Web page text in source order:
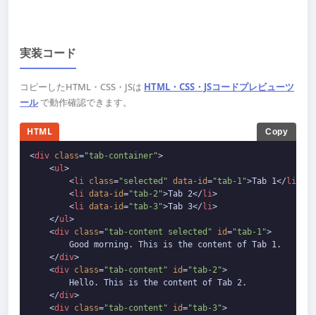
実装コード
コピーしたHTML・CSS・JSは HTML・CSS・JSコードプレビューツ
ールで動作確認できます。
HTML Copy
<div class="tab-container">
<ul>
<li class="selected" data-id="tab-1">Tab 1</ li
<li data-id="tab-2">Tab 2</ li>
<li data-id="tab-3">Tab 3</ li>
</ul>
<div class="tab-content selected" id="tab-1">
        Good morning. This is the content of Tab 1.
</div>
<div class="tab-content" id="tab-2">
        Hello. This is the content of Tab 2.
</div>
<div class="tab-content" id="tab-3">